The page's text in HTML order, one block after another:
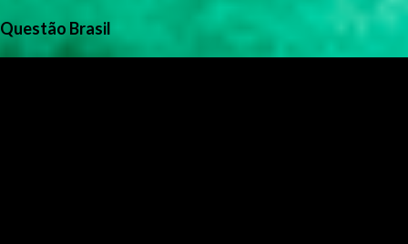
Questão Brasil